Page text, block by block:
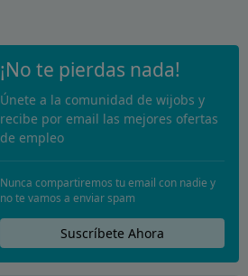
¡No te pierdas nada!
Únete a la comunidad de wijobs y
recibe por email las mejores ofertas
de empleo
Nunca compartiremos tu email con nadie y
no te vamos a enviar spam
Suscríbete Ahora